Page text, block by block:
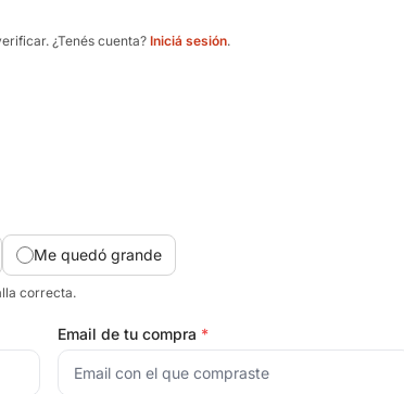
¿Tenés cuenta? Iniciá sesión.
Me quedó grande
correcta.
Email de tu compra *